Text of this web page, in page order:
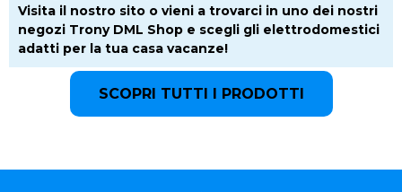
Visita il nostro sito o vieni a trovarci in uno dei nostri
negozi Trony DML Shop e scegli gli elettrodomestici
adatti per la tua casa vacanze!
SCOPRI TUTTI I PRODOTTI